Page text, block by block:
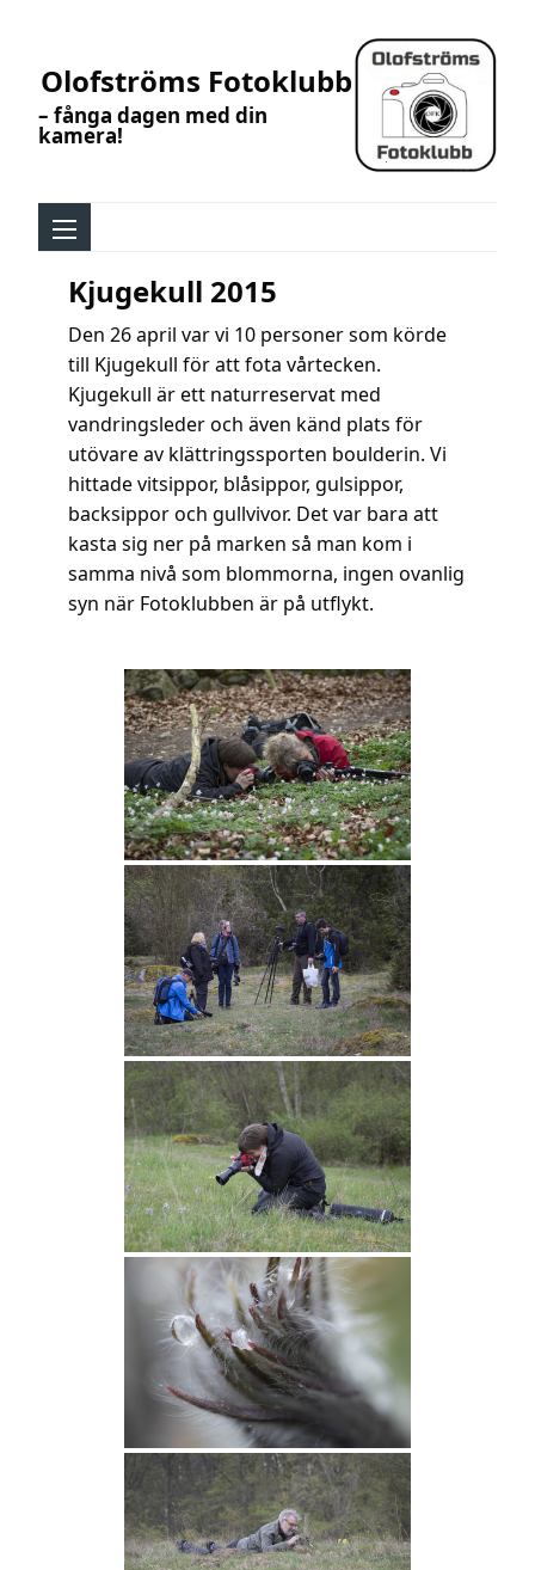
Olofströms Fotoklubb
– fånga dagen med din
kamera!
Kjugekull 2015
Den 26 april var vi 10 personer som körde
till Kjugekull för att fota vårtecken.
Kjugekull är ett naturreservat med
vandringsleder och även känd plats för
utövare av klättringssporten boulderin. Vi
hittade vitsippor, blåsippor, gulsippor,
backsippor och gullvivor. Det var bara att
kasta sig ner på marken så man kom i
samma nivå som blommorna, ingen ovanlig
syn när Fotoklubben är på utflykt.